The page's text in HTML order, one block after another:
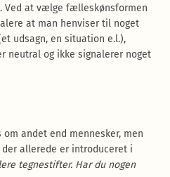
Ved at vælge fælleskønsformen
at man henviser til noget
udsagn, en situation e.l.),
neutral og ikke signalerer noget
andet end mennesker, men
allerede er introduceret i
tegnestifter. Har du nogen